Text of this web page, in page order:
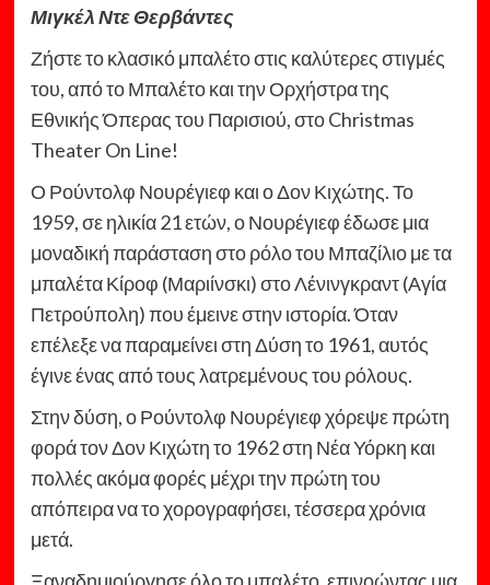
Μιγκέλ Ντε Θερβάντες
Ζήστε το κλασικό μπαλέτο στις καλύτερες στιγμές
του, από το Μπαλέτο και την Ορχήστρα της
Εθνικής Όπερας του Παρισιού, στο Christmas
Theater On Line!
Ο Ρούντολφ Νουρέγιεφ και ο Δον Κιχώτης. Το
1959, σε ηλικία 21 ετών, ο Νουρέγιεφ έδωσε μια
μοναδική παράσταση στο ρόλο του Μπαζίλιο με τα
μπαλέτα Κίροφ (Μαριίνσκι) στο Λένινγκραντ (Αγία
Πετρούπολη) που έμεινε στην ιστορία. Όταν
επέλεξε να παραμείνει στη Δύση το 1961, αυτός
έγινε ένας από τους λατρεμένους του ρόλους.
Στην δύση, ο Ρούντολφ Νουρέγιεφ χόρεψε πρώτη
φορά τον Δον Κιχώτη το 1962 στη Νέα Υόρκη και
πολλές ακόμα φορές μέχρι την πρώτη του
απόπειρα να το χορογραφήσει, τέσσερα χρόνια
μετά.